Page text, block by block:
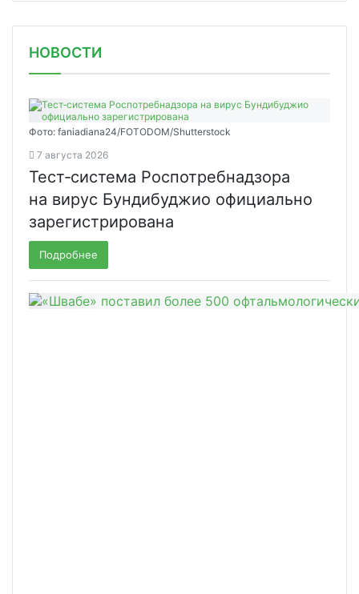
НОВОСТИ
Фото: faniadiana24/FOTODOM/Shutterstock
7 августа 2026
Тест‑система Роспотребнадзора
на вирус Бундибуджио официально
зарегистрирована
Подробнее